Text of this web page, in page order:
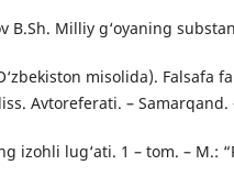
B.Sh. Milliy g‘oyaning
misolida). Falsafa
Avtoreferati. – Samarqand.
izohli lug‘ati. 1 – tom. – M.: